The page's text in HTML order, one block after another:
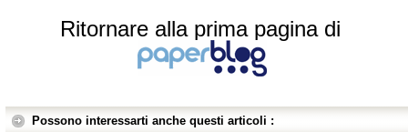
Ritornare alla prima pagina di
Possono interessarti anche questi articoli :